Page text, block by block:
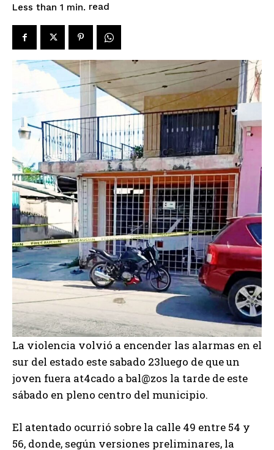
Less than 1 min. read
La violencia volvió a encender las alarmas en el
sur del estado este sabado 23luego de que un
joven fuera at4cado a bal@zos la tarde de este
sábado en pleno centro del municipio.
El atentado ocurrió sobre la calle 49 entre 54 y
56, donde, según versiones preliminares, la